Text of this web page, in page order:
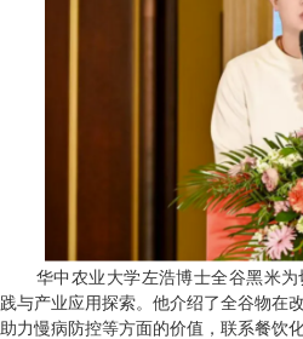
华中农业大学左浩博士全谷黑米
践与产业应用探索。他介绍了全谷物在
助力慢病防控等方面的价值，联系餐饮